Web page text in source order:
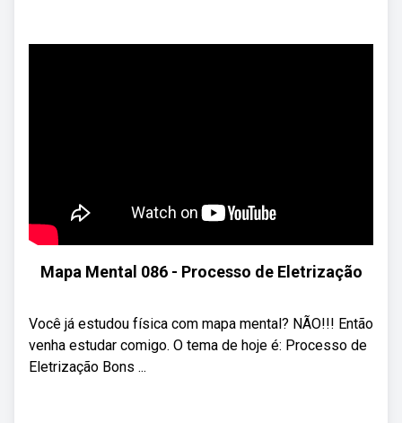
Mapa Mental 086 - Processo de Eletrização
Você já estudou física com mapa mental? NÃO!!! Então
venha estudar comigo. O tema de hoje é: Processo de
Eletrização Bons ...